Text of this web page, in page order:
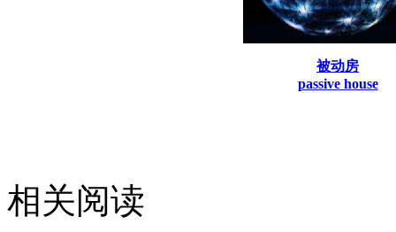
被动房
passive house
相关阅读